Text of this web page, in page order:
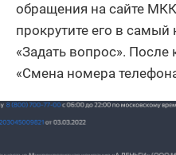
обращения на сайте
прокрутите его в самый
«Задать вопрос». После
«Смена номера